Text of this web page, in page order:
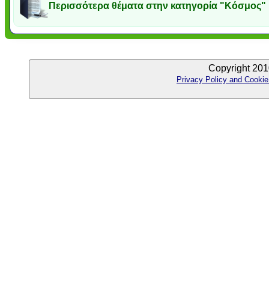
Περισσότερα θέματα στην κατηγορία "Κόσμος"
Copyright
Privacy Policy and